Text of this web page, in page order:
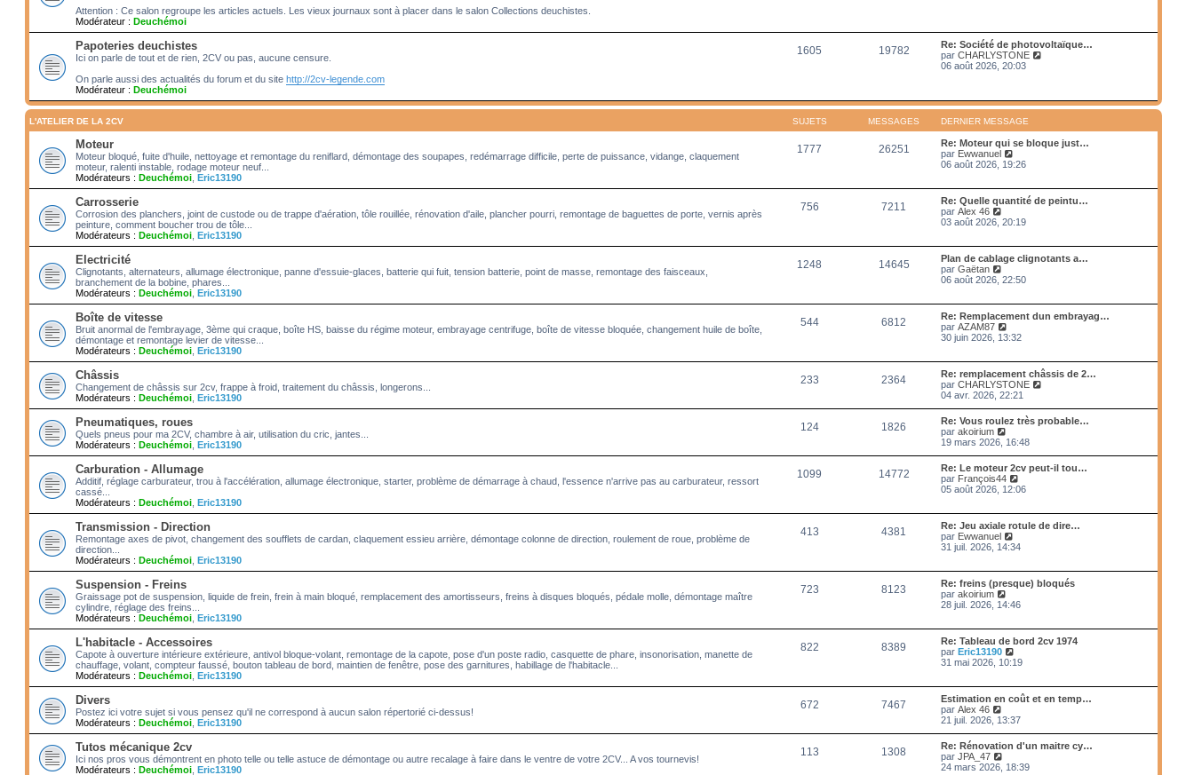
s
a
g
e
e
r
m
e
a
g
e
Attention : Ce salon regroupe les articles actuels. Les vieux journaux sont à placer dans le salon Collections deuchistes.
Modérateur : Deuchémoi
e
r
n
r
e
s
s
a
g
Papoteries deuchistes
Ici on parle de tout et de rien, 2CV ou pas, aucune censure.
On parle aussi des actualités du forum et du site http://2cv-legende.com
Modérateur : Deuchémoi
1605 19782
Re: Société de photovoltaïque…
parCHARLYSTONE
e
r
n
m
e
g
e
06 août 2026, 20:03
L'ATELIER DE LA 2CV SUJETS MESSAGES DERNIER MESSAGE
Moteur
Moteur bloqué, fuite d'huile, nettoyage et remontage du reniflard, démontage des soupapes, redémarrage difficile, perte de puissance, vidange, claquement
moteur, ralenti instable, rodage moteur neuf...
Modérateurs : Deuchémoi, Eric13190
1777 26251
Re: Moteur qui se bloque just…
par Ewwanuel
o
e
d
e
n
r
e
s
s
a
g
06 août 2026, 19:26
Carrosserie
Corrosion des planchers, joint de custode ou de trappe d'aération, tôle rouillée, rénovation d'aile, plancher pourri, remontage de baguettes de porte, vernis après
peinture, comment boucher trou de tôle...
Modérateurs : Deuchémoi, Eric13190
756 7211
Re: Quelle quantité de peintu…
parAlex 46
o
e
d
e
n
i
e
r
e
s
s
a
g
e
03 août 2026, 20:19
Electricité
Clignotants, alternateurs, allumage électronique, panne d'essuie-glaces, batterie qui fuit, tension batterie, point de masse, remontage des faisceaux,
branchement de la bobine, phares...
Modérateurs : Deuchémoi, Eric13190
1248 14645
Plan de cablage clignotants a…
parGaëtan
o
e
d
e
n
i
e
r
m
e
s
s
a
g
e
06 août 2026, 22:50
Boîte de vitesse
Bruit anormal de l'embrayage, 3ème qui craque, boîte HS, baisse du régime moteur, embrayage centrifuge, boîte de vitesse bloquée, changement huile de boîte,
démontage et remontage levier de vitesse...
Modérateurs : Deuchémoi, Eric13190
544 6812
Re: Remplacement dun embrayag…
parAZAM87
o
e
d
e
r
n
e
r
m
e
s
s
g
e
30 juin 2026, 13:32
Châssis
Changement de châssis sur 2cv, frappe à froid, traitement du châssis, longerons...
Modérateurs : Deuchémoi, Eric13190
233 2364
Re: remplacement châssis de 2…
parCHARLYSTONE
l
e
r
r
m
e
g
e
04 avr. 2026, 22:21
Pneumatiques, roues
Quels pneus pour ma 2CV, chambre à air, utilisation du cric, jantes...
Modérateurs : Deuchémoi, Eric13190
124 1826
Re: Vous roulez très probable…
parakoirium
o
r
e
d
r
n
i
e
m
e
s
s
a
e
19 mars 2026, 16:48
Carburation - Allumage
Additif, réglage carburateur, trou à l'accélération, allumage électronique, starter, problème de démarrage à chaud, l'essence n'arrive pas au carburateur, ressort
cassé...
Modérateurs : Deuchémoi, Eric13190
1099 14772
Re: Le moteur 2cv peut-il tou…
par François44
o
e
e
n
i
r
e
s
s
a
g
05 août 2026, 12:06
Transmission - Direction
Remontage axes de pivot, changement des soufflets de cardan, claquement essieu arrière, démontage colonne de direction, roulement de roue, problème de
direction...
Modérateurs : Deuchémoi, Eric13190
413 4381
Re: Jeu axiale rotule de dire…
par Ewwanuel
o
e
d
e
n
i
r
e
s
s
a
g
e
31 juil. 2026, 14:34
Suspension - Freins
Graissage pot de suspension, liquide de frein, frein à main bloqué, remplacement des amortisseurs, freins à disques bloqués, pédale molle, démontage maître
cylindre, réglage des freins...
Modérateurs : Deuchémoi, Eric13190
723 8123
Re: freins (presque) bloqués
parakoirium
o
e
d
e
n
i
r
m
e
s
s
28 juil. 2026, 14:46
L'habitacle - Accessoires
Capote à ouverture intérieure extérieure, antivol bloque-volant, remontage de la capote, pose d'un poste radio, casquette de phare, insonorisation, manette de
chauffage, volant, compteur faussé, bouton tableau de bord, maintien de fenêtre, pose des garnitures, habillage de l'habitacle...
Modérateurs : Deuchémoi, Eric13190
822 8389
Re: Tableau de bord 2cv 1974
parEric13190
o
e
d
e
r
n
e
31 mai 2026, 10:19
Divers
Postez ici votre sujet si vous pensez qu'il ne correspond à aucun salon répertorié ci-dessus!
Modérateurs : Deuchémoi, Eric13190
672 7467
Estimation en coût et en temp…
parAlex 46
o
l
e
d
21 juil. 2026, 13:37
Tutos mécanique 2cv
Ici nos pros vous démontrent en photo telle ou telle astuce de démontage ou autre recalage à faire dans le ventre de votre 2CV... A vos tournevis!
Modérateurs : Deuchémoi, Eric13190
113 1308
Re: Rénovation d'un maitre cy…
parJPA_47
o
24 mars 2026, 18:39